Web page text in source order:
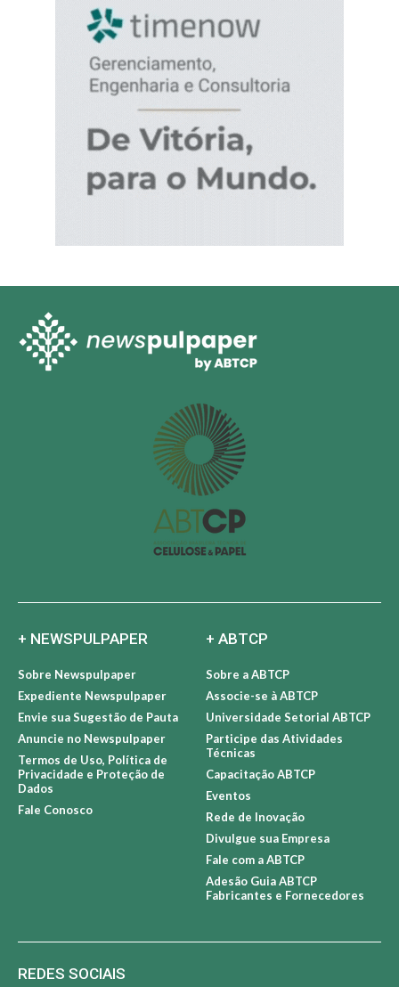
+ NEWSPULPAPER
Sobre Newspulpaper
Expediente Newspulpaper
Envie sua Sugestão de Pauta
Anuncie no Newspulpaper
Termos de Uso, Política de
Privacidade e Proteção de
Dados
Fale Conosco
+ ABTCP
Sobre a ABTCP
Associe-se à ABTCP
Universidade Setorial ABTCP
Participe das Atividades
Técnicas
Capacitação ABTCP
Eventos
Rede de Inovação
Divulgue sua Empresa
Fale com a ABTCP
Adesão Guia ABTCP
Fabricantes e Fornecedores
REDES SOCIAIS